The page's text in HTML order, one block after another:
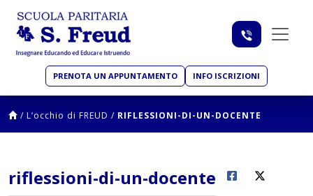
PRENOTA UN APPUNTAMENTO INFO ISCRIZIONI
/ L’occhio di FREUD / RIFLESSIONI-DI-UN-DOCENTE
riflessioni-di-un-docente